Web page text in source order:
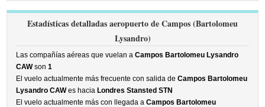
Estadísticas detalladas aeropuerto de Campos (Bartolomeu
Lysandro)
Las compañías aéreas que vuelan aCampos Bartolomeu Lysandro
CAWson1
El vuelo actualmente más frecuente con salida deCampos Bartolomeu
Lysandro CAWes hacia Londres Stansted STN
El vuelo actualmente más con llegada aCampos Bartolomeu